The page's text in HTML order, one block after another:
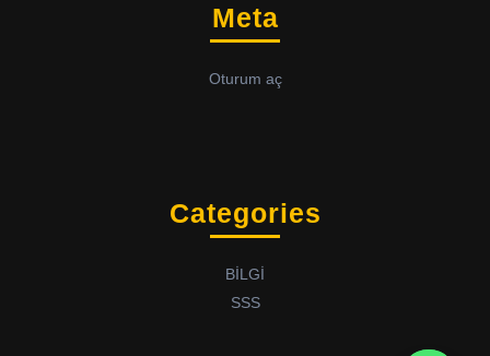
Meta
Oturum aç
Categories
BİLGİ
SSS